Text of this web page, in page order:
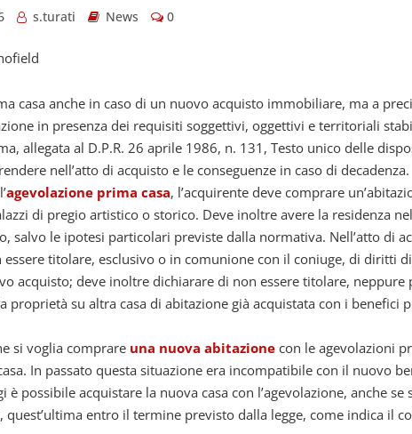
s.turati News 0
casa anche in caso di un nuovo acquisto immobiliare, ma a
in presenza dei requisiti soggettivi, oggettivi e territoriali
allegata al D.P.R. 26 aprile 1986, n. 131, Testo unico delle
nell’atto di acquisto e le conseguenze in caso di decadenza.
agevolazione prima casa, l’acquirente deve comprare
di pregio artistico o storico. Deve inoltre avere la residenza
salvo le ipotesi particolari previste dalla normativa. Nell’atto di
titolare, esclusivo o in comunione con il coniuge, di diritti
acquisto; deve inoltre dichiarare di non essere titolare,
proprietà su altra casa di abitazione già acquistata con i benefici
si voglia comprare una nuova abitazione con le agevolazioni
In passato questa situazione era incompatibile con il nuovo
è possibile acquistare la nuova casa con l’agevolazione, anche
entro il termine previsto dalla legge, come indica il